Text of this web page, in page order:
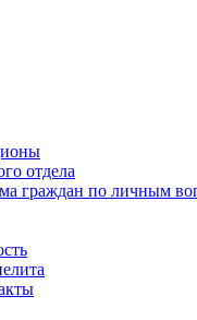
отдела
граждан по личным